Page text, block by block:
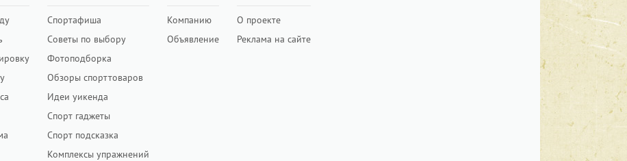
Спортафиша
Советы по выбору
Фотоподборка
Обзоры спорттоваров
Идеи уикенда
Спорт гаджеты
Спорт подсказка
Комплексы упражнений
Компанию
Объявление
О проекте
Реклама на сайте